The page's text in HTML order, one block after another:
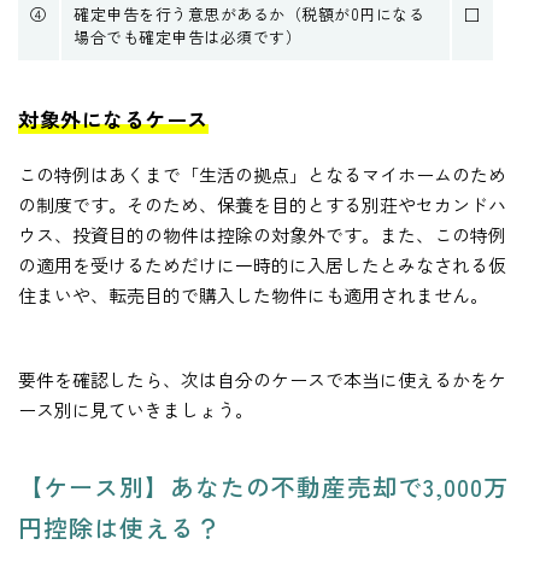
④
確定申告を行う意思があるか（税額が0円になる
場合でも確定申告は必須です）
□
対象外になるケース
この特例はあくまで「生活の拠点」となるマイホームのため
の制度です。そのため、保養を目的とする別荘やセカンドハ
ウス、投資目的の物件は控除の対象外です。また、この特例
の適用を受けるためだけに一時的に入居したとみなされる仮
住まいや、転売目的で購入した物件にも適用されません。
要件を確認したら、次は自分のケースで本当に使えるかをケ
ース別に見ていきましょう。
【ケース別】あなたの不動産売却で3,000万
円控除は使える？